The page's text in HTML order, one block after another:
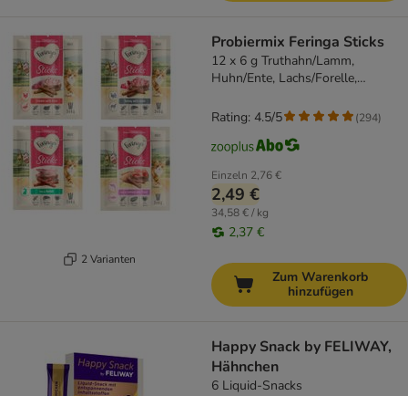
2 Varianten
Probiermix Feringa Sticks
12 x 6 g Truthahn/Lamm,
Huhn/Ente, Lachs/Forelle,
Einzeln 2,76 €
2,49 €
34,58 € / kg
2,37 €
Rating: 4.5/5 (294)
Zum Warenkorb
hinzufügen
Happy Snack by FELIWAY,
Hähnchen
6 Liquid-Snacks